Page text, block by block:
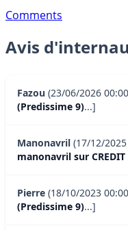
Comments
Avis
Fazou (23/06/2026
(Predissime 9)...]
Manonavril (17/12/
manonavril sur
Pierre (18/10/2023
(Predissime 9)...]